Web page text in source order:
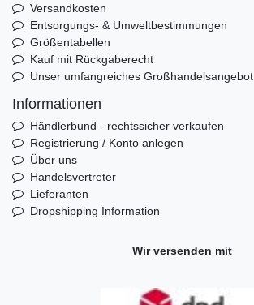
Versandkosten
Entsorgungs- & Umweltbestimmungen
Größentabellen
Kauf mit Rückgaberecht
Unser umfangreiches Großhandelsangebot
Informationen
Händlerbund - rechtssicher verkaufen
Registrierung / Konto anlegen
Über uns
Handelsvertreter
Lieferanten
Dropshipping Information
Wir versenden mit